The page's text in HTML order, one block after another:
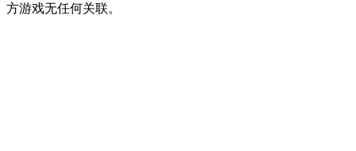
方游戏无任何关联。